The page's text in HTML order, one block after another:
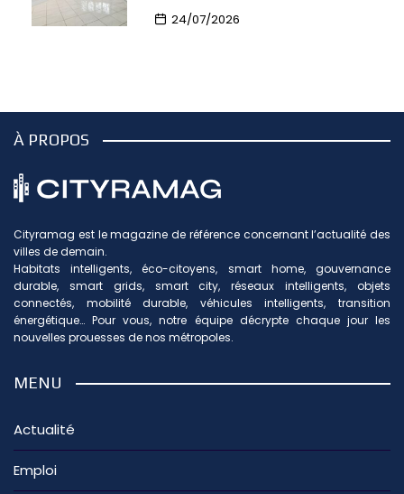
24/07/2026
À PROPOS
Cityramag est le magazine de référence concernant l’actualité des
villes de demain.
Habitats intelligents, éco-citoyens, smart home, gouvernance
durable, smart grids, smart city, réseaux intelligents, objets
connectés, mobilité durable, véhicules intelligents, transition
énergétique… Pour vous, notre équipe décrypte chaque jour les
nouvelles prouesses de nos métropoles.
MENU
Actualité
Emploi